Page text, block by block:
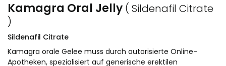
Kamagra Oral Jelly ( Sildenafil Citrate
)
Sildenafil Citrate
Kamagra orale Gelee muss durch autorisierte Online-
Apotheken, spezialisiert auf generische erektilen